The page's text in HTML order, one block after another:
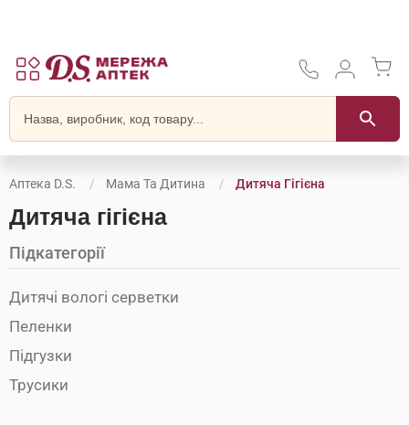
Аптека D.S. Мама Та Дитина Дитяча Гігієна
Дитяча гігієна
Підкатегорії
Дитячі вологі серветки
Пеленки
Підгузки
Трусики